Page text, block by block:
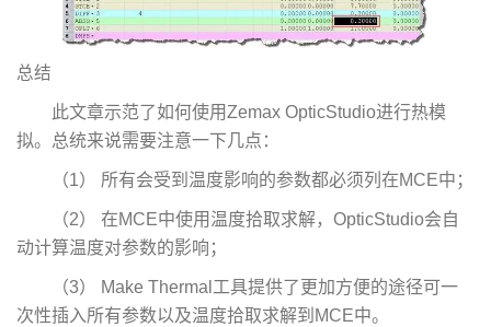
总结
此文章示范了如何使用Zemax OpticStudio进行热模
拟。总统来说需要注意一下几点：
（1） 所有会受到温度影响的参数都必须列在MCE中；
（2） 在MCE中使用温度拾取求解，OpticStudio会自
动计算温度对参数的影响；
（3） Make Thermal工具提供了更加方便的途径可一
次性插入所有参数以及温度拾取求解到MCE中。